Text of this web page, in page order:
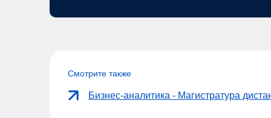
Смотрите также
Бизнес-аналитика - Магистратура